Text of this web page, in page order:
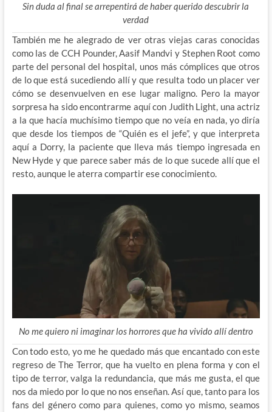
Sin duda al final se arrepentirá de haber querido descubrir la
verdad
También me he alegrado de ver otras viejas caras conocidas
como las de CCH Pounder, Aasif Mandvi y Stephen Root como
parte del personal del hospital, unos más cómplices que otros
de lo que está sucediendo allí y que resulta todo un placer ver
cómo se desenvuelven en ese lugar maligno. Pero la mayor
sorpresa ha sido encontrarme aquí con Judith Light, una actriz
a la que hacía muchísimo tiempo que no veía en nada, yo diría
que desde los tiempos de “Quién es el jefe”, y que interpreta
aquí a Dorry, la paciente que lleva más tiempo ingresada en
New Hyde y que parece saber más de lo que sucede allí que el
resto, aunque le aterra compartir ese conocimiento.
No me quiero ni imaginar los horrores que ha vivido allí dentro
Con todo esto, yo me he quedado más que encantado con este
regreso de The Terror, que ha vuelto en plena forma y con el
tipo de terror, valga la redundancia, que más me gusta, el que
nos da miedo por lo que no nos enseñan. Así que, tanto para los
fans del género como para quienes, como yo mismo, seamos